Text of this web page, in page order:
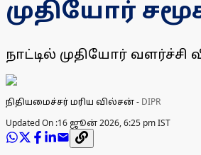
முதியோர்
நாட்டில் முதியோர் வளர்ச்சி
நிதியமைச்சர் மரிய வில்சன்- DIPR
Updated On :16 ஜூன் 2026, 6:25 pm IST